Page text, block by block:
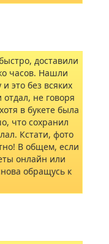
доставили
часов. Нашли
это без всяких
не говоря
в букете была
что сохранил
Кстати, фото
В общем, если
онлайн или
обращусь к